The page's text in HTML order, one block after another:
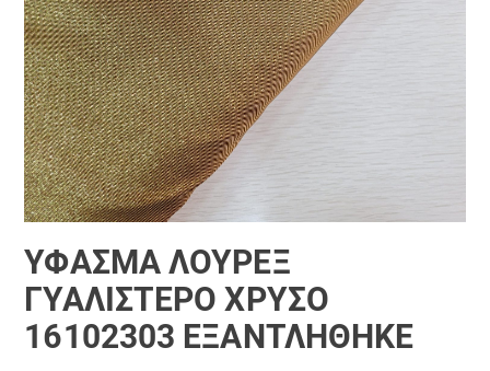
ΎΦΑΣΜΑ ΛΟΎΡΕΞ
ΓΥΑΛΙΣΤΕΡΌ ΧΡΥΣΌ
16102303 ΕΞΑΝΤΛΗΘΗΚΕ